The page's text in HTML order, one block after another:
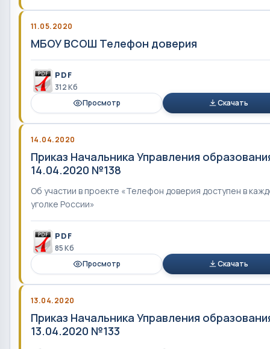
11.05.2020
МБОУ ВСОШ Телефон доверия
PDF
312 Кб
Просмотр
Скачать
14.04.2020
Приказ Начальника Управления
14.04.2020 №138
Об участии в проекте «Телефон доверия доступен в
уголке России»
PDF
85 Кб
Просмотр
Скачать
13.04.2020
Приказ Начальника Управления
13.04.2020 №133